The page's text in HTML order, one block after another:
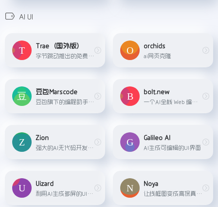
AI UI
Trae（国外版）
字节跳动推出的免费AI编程工具，集成了 Claude 3.5 和 GPT-4o 等主流 AI 模型，完全免费使用。Trae 的主要功能包括 Builder 模式和 Chat 模式，其中 Builder 模式可帮助开发者从零...
orchids
ai网页克隆
豆包Marscode
豆包旗下的编程助手，提供智能补全、智能预测、智能问答等能力，节省开发时间，释放脑海中的创造力
bolt.new
一个AI全栈 Web 编程工具，自动编写代码、运行、编辑和部署应用程序。. Bolt․new依托于 WebContainers 技术，支持在浏览器中直接运行完整的 Node.js 环境，无需任何本...
Zion
强大的AI无代码开发平台，把搭建简单的应用变得更快，将打磨复杂的系统变得更便宜，让成为数字化人才变得更轻松。
Galileo AI
AI生成可编辑的UI界面
Uizard
利用AI生成多屏的UI界面
Noya
让线框图变成高保真设计